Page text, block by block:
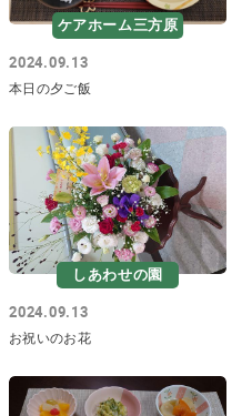
ケアホーム三方原
2024.09.13
本日の夕ご飯
しあわせの園
2024.09.13
お祝いのお花